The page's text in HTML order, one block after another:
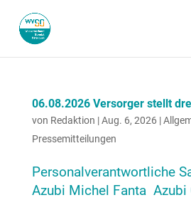
06.08.2026 Versorger stellt
von Redaktion |Aug. 6, 2026 |
Pressemitteilungen
Personalverantwortliche
Azubi Michel Fanta Azubi